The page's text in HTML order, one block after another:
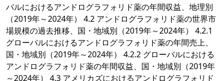
バルにおけるアンドログラフォリド薬の年間収益、地理別
（2019年～2024年） 4.2 アンドログラフォリド薬の世界市
場規模の過去推移、国・地域別（2019年～2024年） 4.2.1
グローバルにおけるアンドログラフォリド薬の年間売上、
国・地域別（2019年～2024年） 4.2.2 グローバルにおける
アンドログラフォリド薬の年間収益、国・地域別（2019年
～2024年） 4.3 アメリカズにおけるアンドログラフォリド